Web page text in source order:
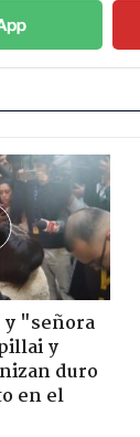
"señora
y
duro
en el